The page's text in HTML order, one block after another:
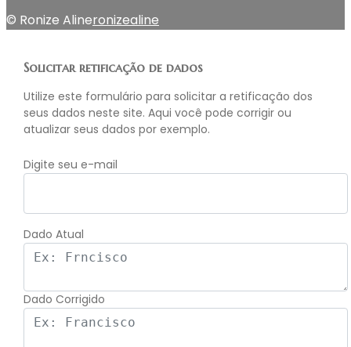
© Ronize Alineronizealine
Solicitar retificação de dados
Utilize este formulário para solicitar a retificação dos
seus dados neste site. Aqui você pode corrigir ou
atualizar seus dados por exemplo.
Digite seu e-mail
Dado Atual
Dado Corrigido